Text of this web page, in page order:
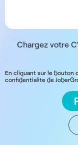
Chargez votre
En cliquant sur le bouton
confidentialite de